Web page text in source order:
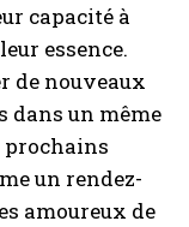
capacité à
essence.
de nouveaux
dans un même
prochains
un rendez-
amoureux de